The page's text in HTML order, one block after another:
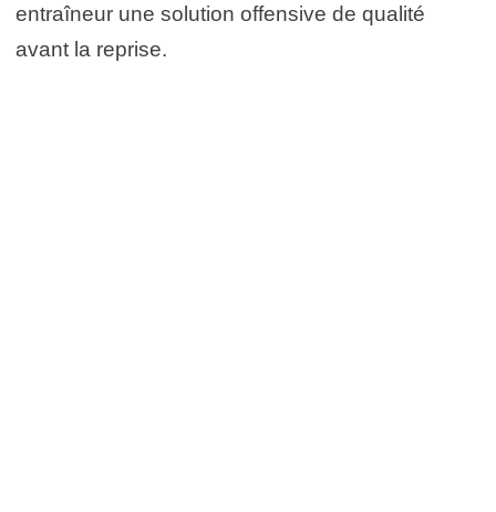
entraîneur une solution offensive de qualité
avant la reprise.